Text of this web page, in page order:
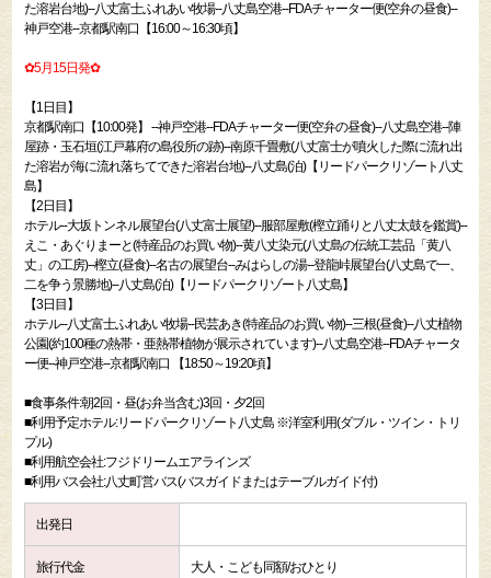
た溶岩台地)--八丈富士ふれあい牧場--八丈島空港--FDAチャーター便(空弁の昼食)--
神戸空港--京都駅南口【16:00～16:30頃】
✿5月15日発✿
【1日目】
京都駅南口【10:00発】 --神戸空港--FDAチャーター便(空弁の昼食)--八丈島空港--陣
屋跡・玉石垣(江戸幕府の島役所の跡)--南原千畳敷(八丈富士が噴火した際に流れ出
た溶岩が海に流れ落ちてできた溶岩台地)--八丈島(泊)【リードパークリゾート八丈
島】
【2日目】
ホテル--大坂トンネル展望台(八丈富士展望)--服部屋敷(樫立踊りと八丈太鼓を鑑賞)--
えこ・あぐりまーと(特産品のお買い物)--黄八丈染元(八丈島の伝統工芸品「黄八
丈」の工房)--樫立(昼食)--名古の展望台--みはらしの湯--登龍峠展望台(八丈島で一、
二を争う景勝地)--八丈島(泊)【リードパークリゾート八丈島】
【3日目】
ホテル--八丈富士ふれあい牧場--民芸あき(特産品のお買い物)--三根(昼食)--八丈植物
公園(約100種の熱帯・亜熱帯植物が展示されています)--八丈島空港--FDAチャータ
ー便--神戸空港--京都駅南口 【18:50～19:20頃】
■食事条件:朝2回・昼(お弁当含む)3回・夕2回
■利用予定ホテル:リードパークリゾート八丈島 ※洋室利用(ダブル・ツイン・トリ
プル)
■利用航空会社:フジドリームエアラインズ
■利用バス会社:八丈町営バス(バスガイドまたはテーブルガイド付)
出発日
旅行代金
大人・こども同額/おひとり